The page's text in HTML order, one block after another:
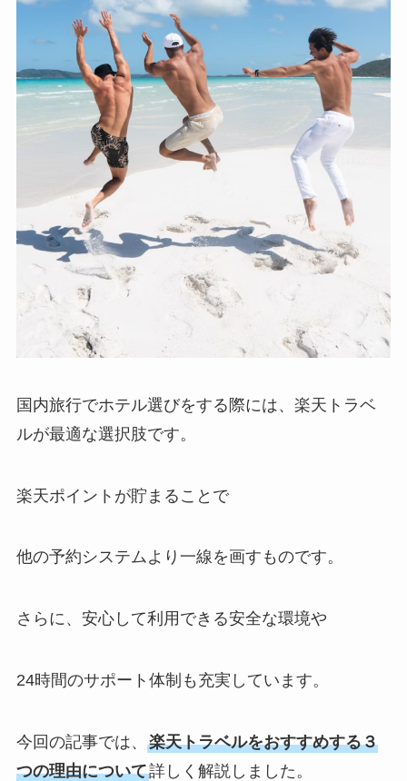
国内旅行でホテル選びをする際には、楽天トラベ
ルが最適な選択肢です。
楽天ポイントが貯まることで
他の予約システムより一線を画すものです。
さらに、安心して利用できる安全な環境や
24時間のサポート体制も充実しています。
今回の記事では、 楽天トラベルをおすすめする３
つの理由について詳しく解説しました。